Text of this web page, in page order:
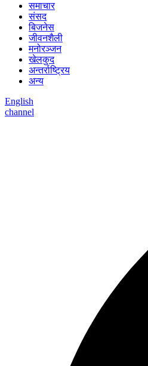
समाचार
संसद
बिजनेस
जीवनशैली
मनोरञ्जन
खेलकुद
अन्तर्राष्ट्रिय
अन्य
English
channel